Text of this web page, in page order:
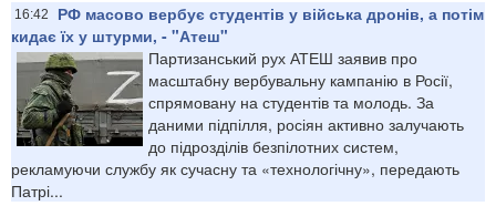
16:42
РФ масово вербує студентів у війська дронів, а потім
кидає їх у штурми, - "Атеш"
Партизанський рух АТЕШ заявив про
масштабну вербувальну кампанію в Росії,
спрямовану на студентів та молодь. За
даними підпілля, росіян активно залучають
до підрозділів безпілотних систем,
рекламуючи службу як сучасну та «технологічну», передають
Патрі...